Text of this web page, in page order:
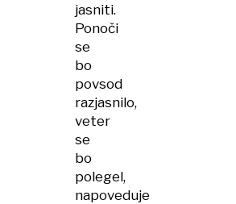
jasniti.
Ponoči
se
bo
povsod
razjasnilo,
veter
se
bo
polegel,
napoveduje